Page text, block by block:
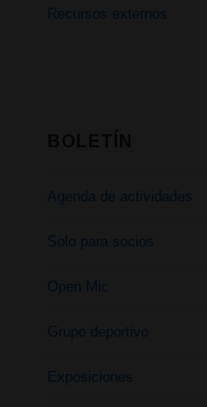
Recursos externos
Agenda de actividades
Solo para socios
Open Mic
Grupo deportivo
Exposiciones